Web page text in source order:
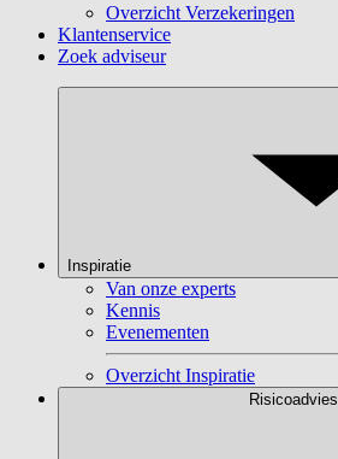
Overzicht Verzekeringen
Klantenservice
Zoek adviseur
Inspiratie
Van onze experts
Kennis
Evenementen
Overzicht Inspiratie
Risicoadvies